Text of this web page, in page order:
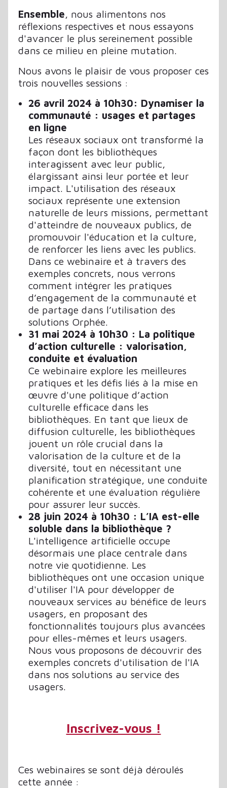
Ensemble, nous alimentons nos
réflexions respectives et nous essayons
d'avancer le plus sereinement possible
dans ce milieu en pleine mutation.
Nous avons le plaisir de vous proposer ces
trois nouvelles sessions :
26 avril 2024 à 10h30: Dynamiser la
communauté : usages et partages
en ligne
Les réseaux sociaux ont transformé la
façon dont les bibliothèques
interagissent avec leur public,
élargissant ainsi leur portée et leur
impact. L'utilisation des réseaux
sociaux représente une extension
naturelle de leurs missions, permettant
d'atteindre de nouveaux publics, de
promouvoir l'éducation et la culture,
de renforcer les liens avec les publics.
Dans ce webinaire et à travers des
exemples concrets, nous verrons
comment intégrer les pratiques
d’engagement de la communauté et
de partage dans l’utilisation des
solutions Orphée.
31 mai 2024 à 10h30 : La politique
d’action culturelle : valorisation,
conduite et évaluation
Ce webinaire explore les meilleures
pratiques et les défis liés à la mise en
œuvre d'une politique d’action
culturelle efficace dans les
bibliothèques. En tant que lieux de
diffusion culturelle, les bibliothèques
jouent un rôle crucial dans la
valorisation de la culture et de la
diversité, tout en nécessitant une
planification stratégique, une conduite
cohérente et une évaluation régulière
pour assurer leur succès.
28 juin 2024 à 10h30 : L’IA est-elle
soluble dans la bibliothèque ?
L'intelligence artificielle occupe
désormais une place centrale dans
notre vie quotidienne. Les
bibliothèques ont une occasion unique
d'utiliser l'IA pour développer de
nouveaux services au bénéfice de leurs
usagers, en proposant des
fonctionnalités toujours plus avancées
pour elles-mêmes et leurs usagers.
Nous vous proposons de découvrir des
exemples concrets d'utilisation de l'IA
dans nos solutions au service des
usagers.
Inscrivez-vous !
Ces webinaires se sont déjà déroulés
cette année :